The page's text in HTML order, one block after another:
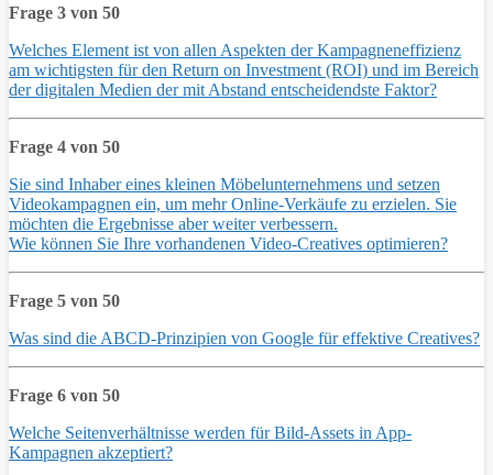
Frage 3 von 50
Welches Element ist von allen Aspekten der Kampagneneffizienz
am wichtigsten für den Return on Investment (ROI) und im Bereich
der digitalen Medien der mit Abstand entscheidendste Faktor?
Frage 4 von 50
Sie sind Inhaber eines kleinen Möbelunternehmens und setzen
Videokampagnen ein, um mehr Online-Verkäufe zu erzielen. Sie
möchten die Ergebnisse aber weiter verbessern.
Wie können Sie Ihre vorhandenen Video-Creatives optimieren?
Frage 5 von 50
Was sind die ABCD-Prinzipien von Google für effektive Creatives?
Frage 6 von 50
Welche Seitenverhältnisse werden für Bild-Assets in App-
Kampagnen akzeptiert?